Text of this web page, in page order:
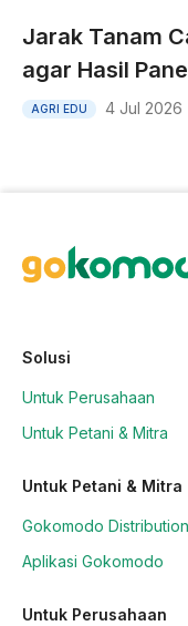
Jarak Tanam
agar Hasil
AGRI EDU 4 Jul 2026
Solusi
Untuk Perusahaan
Untuk Petani & Mitra
Untuk Petani & Mitra
Gokomodo
Aplikasi Gokomodo
Untuk Perusahaan